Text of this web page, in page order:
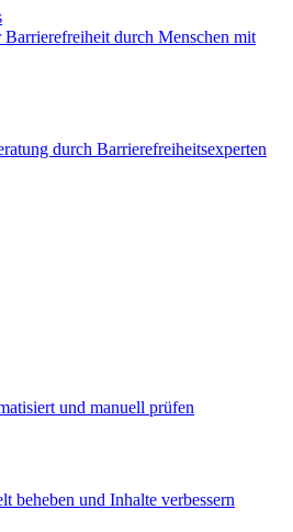
Barrierefreiheit durch Menschen mit
durch Barrierefreiheitsexperten
und manuell prüfen
beheben und Inhalte verbessern